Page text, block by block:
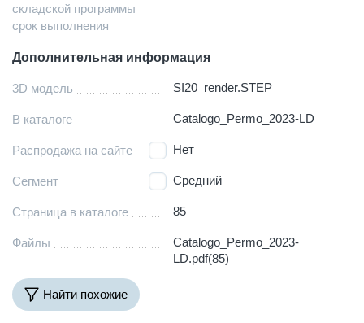
складской программы
срок выполнения
Дополнительная информация
3D модель SI20_render.STEP
В каталоге Catalogo_Permo_2023-LD
Распродажа на сайте Нет
Сегмент Средний
Страница в каталоге 85
Файлы
Catalogo_Permo_2023-
LD.pdf(85)
Найти похожие